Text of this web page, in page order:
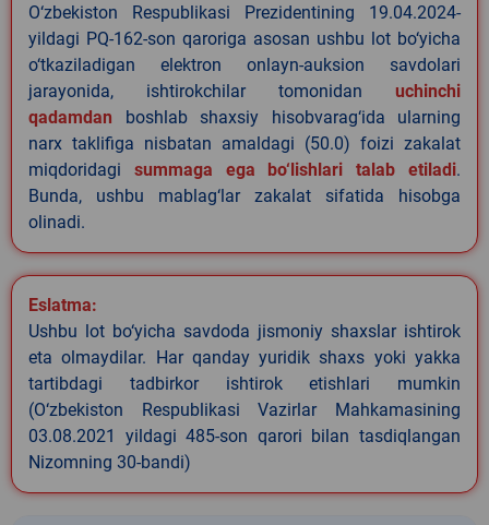
O‘zbekiston Respublikasi Prezidentining 19.04.2024-
yildagi PQ-162-son qaroriga asosan ushbu lot bo‘yicha
o‘tkaziladigan elektron onlayn-auksion savdolari
jarayonida, ishtirokchilar tomonidan uchinchi
qadamdan boshlab shaxsiy hisobvarag‘ida ularning
narx taklifiga nisbatan amaldagi (50.0) foizi zakalat
miqdoridagi summaga ega bo‘lishlari talab etiladi.
Bunda, ushbu mablag‘lar zakalat sifatida hisobga
olinadi.
Eslatma:
Ushbu lot bo‘yicha savdoda jismoniy shaxslar ishtirok
eta olmaydilar. Har qanday yuridik shaxs yoki yakka
tartibdagi tadbirkor ishtirok etishlari mumkin
(O‘zbekiston Respublikasi Vazirlar Mahkamasining
03.08.2021 yildagi 485-son qarori bilan tasdiqlangan
Nizomning 30-bandi)